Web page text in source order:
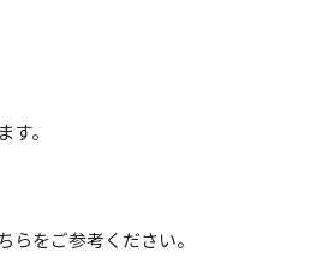
す。
らをご参考ください。